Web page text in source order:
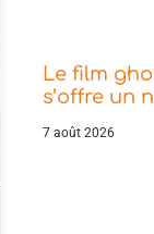
Le film
s’offre un
7 août 2026